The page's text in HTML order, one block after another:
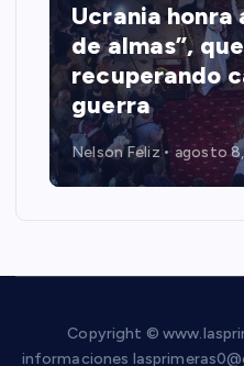
Ucrania
de almas”,
recuperando
guerra
Nelson Feliz agosto
Copyright ©
informaciones